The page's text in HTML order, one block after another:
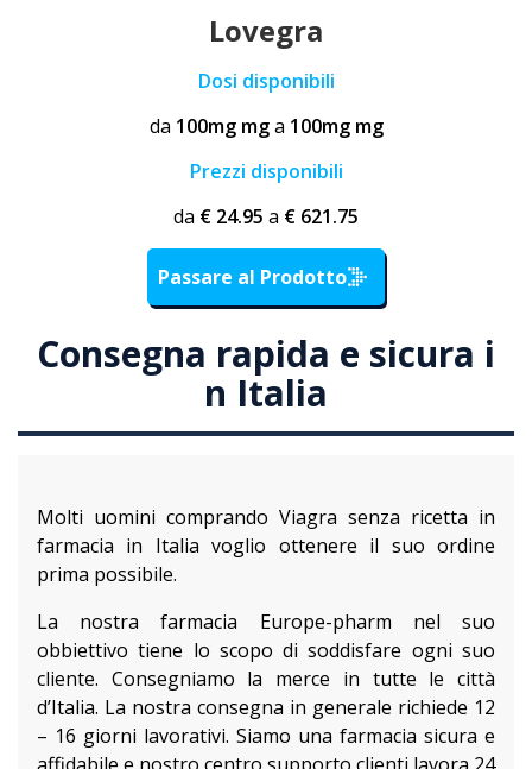
Lovegra
Dosi disponibili
da 100mg mga 100mg mg
Prezzi disponibili
da € 24.95 a € 621.75
Passare al Prodotto
Consegna rapida e sicura i
n Italia
Molti uomini comprando Viagra senza ricetta in
farmacia in Italia voglio ottenere il suo ordine
prima possibile.
La nostra farmacia Europe-pharm nel suo
obbiettivo tiene lo scopo di soddisfare ogni suo
cliente. Consegniamo la merce in tutte le città
d’Italia. La nostra consegna in generale richiede 12
– 16 giorni lavorativi. Siamo una farmacia sicura e